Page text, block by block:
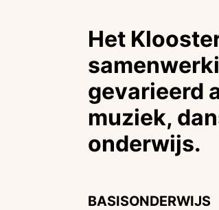
Het
gevarieerd
muziek,
onderwijs.
BASISONDERWIJS